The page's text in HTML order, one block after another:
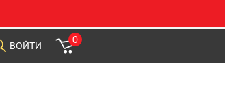
ВОЙТИ
0